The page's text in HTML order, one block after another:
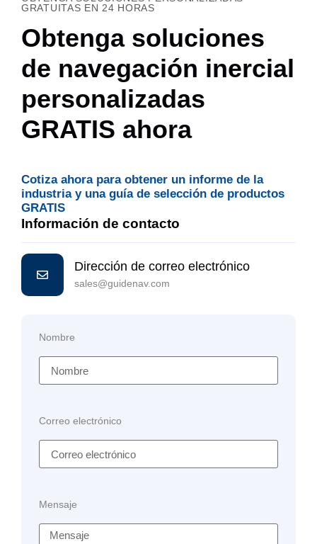
GRATUITAS EN 24 HORAS
Obtenga soluciones
de navegación inercial
personalizadas
GRATIS ahora
Cotiza ahora para obtener un informe de la
industria y una guía de selección de productos
GRATIS
Información de contacto
Dirección de correo electrónico
sales@guidenav.com
Nombre
Correo electrónico
Mensaje